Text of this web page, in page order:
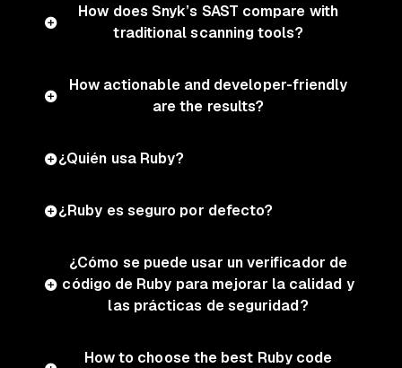
How does Snyk’s SAST compare with
traditional scanning tools?
How actionable and developer-friendly
are the results?
¿Quién usa Ruby?
¿Ruby es seguro por defecto?
¿Cómo se puede usar un verificador de
código de Ruby para mejorar la calidad y
las prácticas de seguridad?
How to choose the best Ruby code